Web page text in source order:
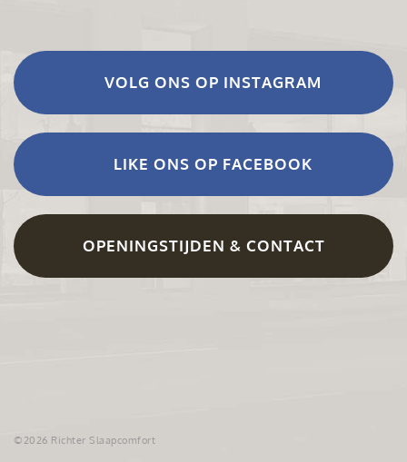
VOLG ONS OP INSTAGRAM
LIKE ONS OP FACEBOOK
OPENINGSTIJDEN & CONTACT
©2026 Richter Slaapcomfort